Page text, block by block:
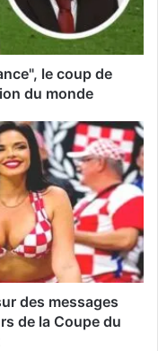
le coup de
du monde
des messages
de la Coupe du